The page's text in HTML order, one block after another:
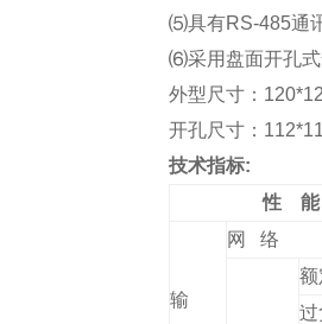
⑸具有RS-485通
⑹采用盘面开孔
外型尺寸：
开孔尺寸：
技术指标:
性 能
输
网 络
额
过